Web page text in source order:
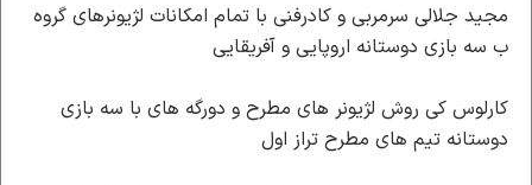
مجید جلالی سرمربی و کادرفنی با تمام امکانات لژیونرهای گروه
ب سه بازی دوستانه اروپایی و آفریقایی
کارلوس کی روش لژیونر های مطرح و دورگه های با سه بازی
دوستانه تیم های مطرح تراز اول